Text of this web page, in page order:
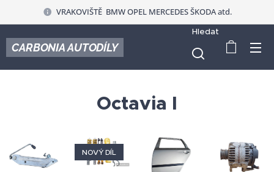
VRAKOVIŠTĚ BMW OPEL MERCEDES ŠKODA atd.
CARBONIA AUTODÍLY
Hledat
Octavia I
NOVÝ DÍL